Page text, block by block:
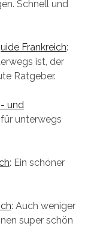
Schnell und
Frankreich:
ist, der
Ratgeber.
und
unterwegs
: Ein schöner
: Auch weniger
super schön